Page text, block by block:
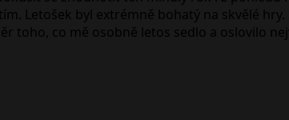
Letošek byl extrémně bohatý na skvělé
toho, co mě osobně letos sedlo a oslovilo